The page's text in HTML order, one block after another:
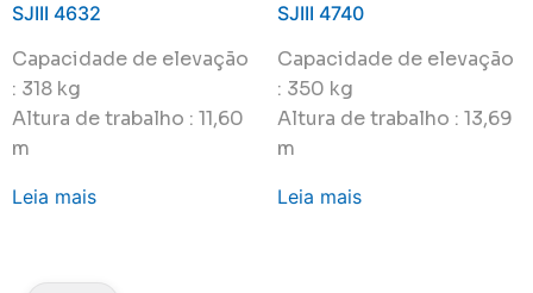
SJIII 4632
Capacidade de elevação
: 318 kg
Altura de trabalho : 11,60
m
Leia mais
SJIII 4740
Capacidade de elevação
: 350 kg
Altura de trabalho : 13,69
m
Leia mais